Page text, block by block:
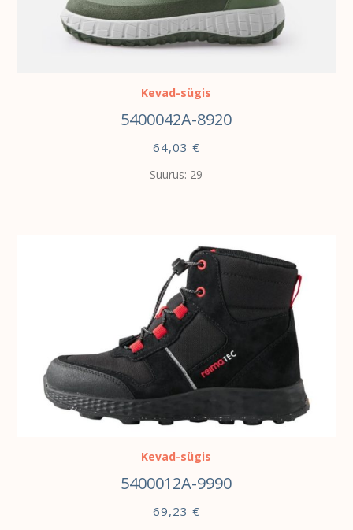
Kevad-sügis
5400042A-8920
64,03 €
Suurus: 29
VALI
Kevad-sügis
5400012A-9990
69,23 €